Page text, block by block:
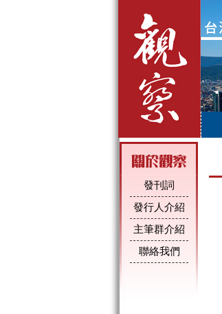
發刊詞
發行人介紹
主筆群介紹
聯絡我們